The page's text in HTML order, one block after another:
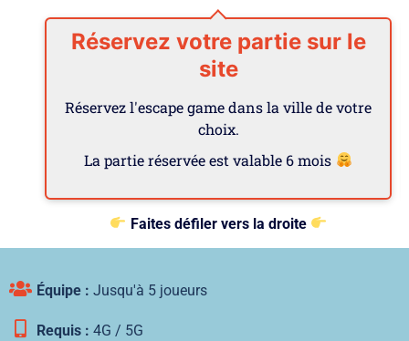
Réservez votre partie sur le
site
Réservez l'escape game dans la ville de votre
choix.
La partie réservée est valable 6 mois
Faites défiler vers la droite
Équipe : Jusqu'à 5 joueurs
Requis : 4G / 5G